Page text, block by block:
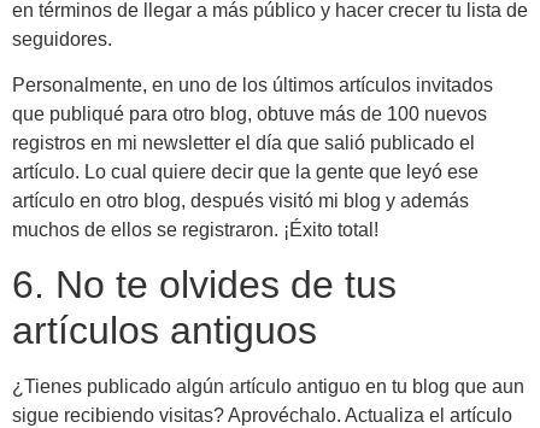
en términos de llegar a más público y hacer crecer tu lista de
seguidores.
Personalmente, en uno de los últimos artículos invitados
que publiqué para otro blog, obtuve más de 100 nuevos
registros en mi newsletter el día que salió publicado el
artículo. Lo cual quiere decir que la gente que leyó ese
artículo en otro blog, después visitó mi blog y además
muchos de ellos se registraron. ¡Éxito total!
6. No te olvides de tus
artículos antiguos
¿Tienes publicado algún artículo antiguo en tu blog que aun
sigue recibiendo visitas? Aprovéchalo. Actualiza el artículo